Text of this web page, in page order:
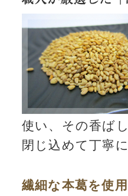
使い、その香ば
閉じ込めて丁寧
繊細な本葛を使